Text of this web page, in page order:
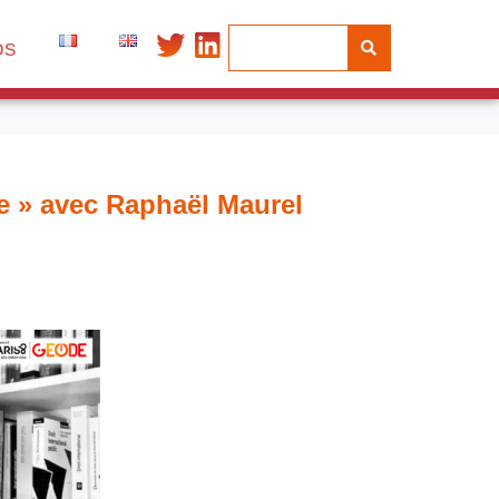
avec Raphaël Maurel